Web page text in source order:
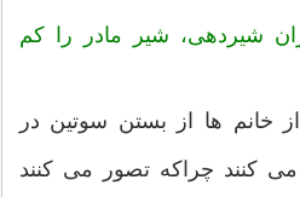
شیردهی، شیر مادر را کم
خانم ها از بستن سوتین در
کنند چراکه تصور می کنند